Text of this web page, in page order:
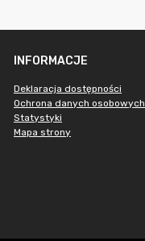
INFORMACJE
Deklaracja dostępności
Ochrona danych osobowych
Statystyki
Mapa strony